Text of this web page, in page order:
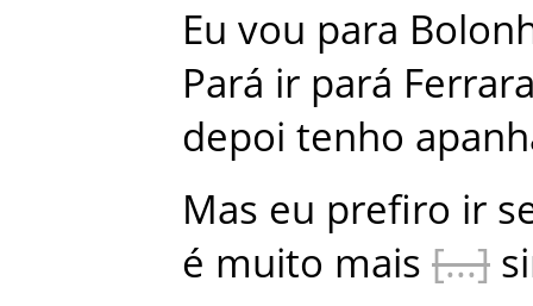
Eu vou para
Pará ir pará
depoi tenho
Mas eu prefiro ir
é muito mais